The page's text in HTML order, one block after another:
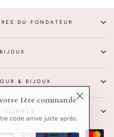
1ère commande
code arrive juste après.
DU FONDATEUR
& BIJOUX
CLIENTS